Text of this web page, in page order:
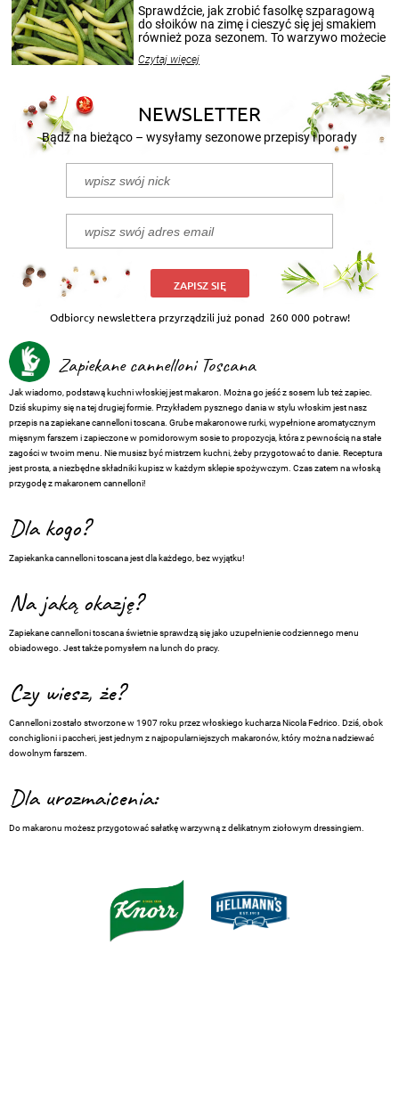
patenty, które pozwolą zachować świeżość
przetworów.
Sprawdźcie, jak zrobić fasolkę szparagową
do słoików na zimę i cieszyć się jej smakiem
również poza sezonem. To warzywo możecie
nasze propozycje!
Czytaj więcej
NEWSLETTER
Bądź na bieżąco – wysyłamy sezonowe przepisy i porady
ZAPISZ SIĘ
Odbiorcy newslettera przyrządzili już ponad 260 000 potraw!
Zapiekane cannelloni Toscana
Jak wiadomo, podstawą kuchni włoskiej jest makaron. Można go jeść z sosem lub też zapiec.
Dziś skupimy się na tej drugiej formie. Przykładem pysznego dania w stylu włoskim jest nasz
przepis na zapiekane cannelloni toscana. Grube makaronowe rurki, wypełnione aromatycznym
mięsnym farszem i zapieczone w pomidorowym sosie to propozycja, która z pewnością na stałe
zagości w twoim menu. Nie musisz być mistrzem kuchni, żeby przygotować to danie. Receptura
jest prosta, a niezbędne składniki kupisz w każdym sklepie spożywczym. Czas zatem na włoską
przygodę z makaronem cannelloni!
Dla kogo?
Zapiekanka cannelloni toscana jest dla każdego, bez wyjątku!
Na jaką okazję?
Zapiekane cannelloni toscana świetnie sprawdzą się jako uzupełnienie codziennego menu
obiadowego. Jest także pomysłem na lunch do pracy.
Czy wiesz, że?
Cannelloni zostało stworzone w 1907 roku przez włoskiego kucharza Nicola Fedrico. Dziś, obok
conchiglioni i paccheri, jest jednym z najpopularniejszych makaronów, który można nadziewać
dowolnym farszem.
Dla urozmaicenia:
Do makaronu możesz przygotować sałatkę warzywną z delikatnym ziołowym dressingiem.